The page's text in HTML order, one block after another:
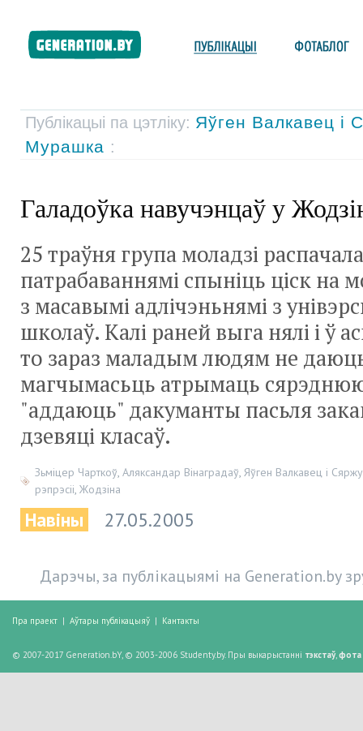
Публікацыі па цэтліку: Яўген Валкавец і
Мурашка :
Галадоўка навучэнцаў у
25 траўня група моладзі
патрабаваннямі спыніць ціск на
з масавымі адлічэньнямі з
школаў. Калі раней выга нялі і ў
то зараз маладым людям не
магчымасьць атрымаць
"аддаюць" дакуманты пасьля
дзевяці класаў.
Зьміцер Чарткоў, Аляксандар Вінаградаў, Яўген Валкавец і
рэпрэсіі, Жодзіна
Навіны 27.05.2005
Дарэчы, за публікацыямі на Generation.by
Пра праект | Аўтары публікацыяў | Кантакты
© 2007-2017 Generation.bY, © 2003-2006 Studenty.by. Пры выкарыстанні тэкстаў,фота